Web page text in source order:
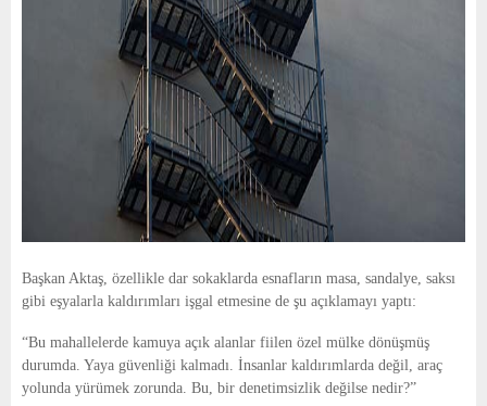
Başkan Aktaş, özellikle dar sokaklarda esnafların masa, sandalye, saksı
gibi eşyalarla kaldırımları işgal etmesine de şu açıklamayı yaptı:
“Bu mahallelerde kamuya açık alanlar fiilen özel mülke dönüşmüş
durumda. Yaya güvenliği kalmadı. İnsanlar kaldırımlarda değil, araç
yolunda yürümek zorunda. Bu, bir denetimsizlik değilse nedir?”